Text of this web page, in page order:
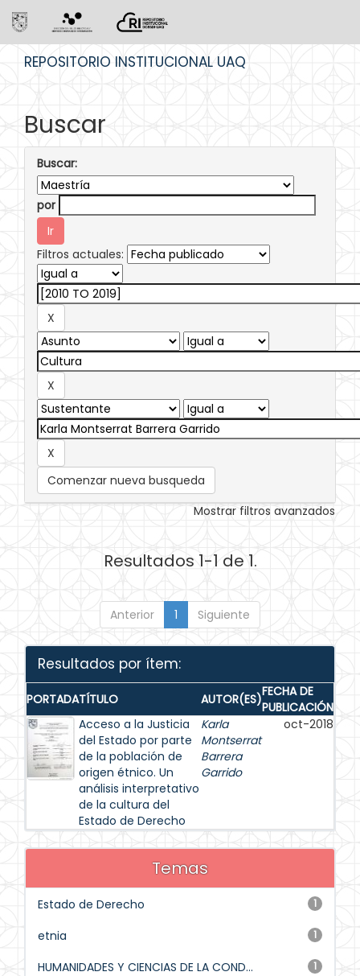
REPOSITORIO INSTITUCIONAL UAQ
Buscar
Buscar:
por
Filtros actuales:
Comenzar nueva busqueda
Mostrar filtros avanzados
Resultados 1-1 de 1.
Anterior 1 Siguiente
Resultados por ítem:
PORTADATÍTULO AUTOR(ES)FECHA DE
PUBLICACIÓN
Acceso a la Justicia
del Estado por parte
de la población de
origen étnico. Un
análisis interpretativo
de la cultura del
Estado de Derecho
Karla
Montserrat
Barrera
Garrido
oct-2018
Temas
1
Estado de Derecho
1
etnia
1
HUMANIDADES Y CIENCIAS DE LA COND...